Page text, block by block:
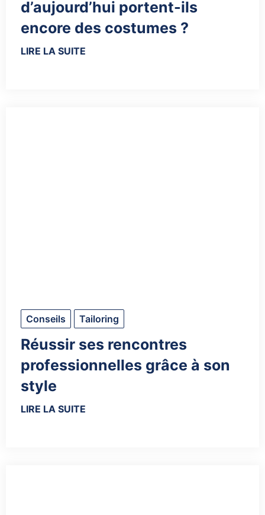
d’aujourd’hui portent-ils
encore des costumes ?
LIRE LA SUITE
Conseils Tailoring
Réussir ses rencontres
professionnelles grâce à son
style
LIRE LA SUITE